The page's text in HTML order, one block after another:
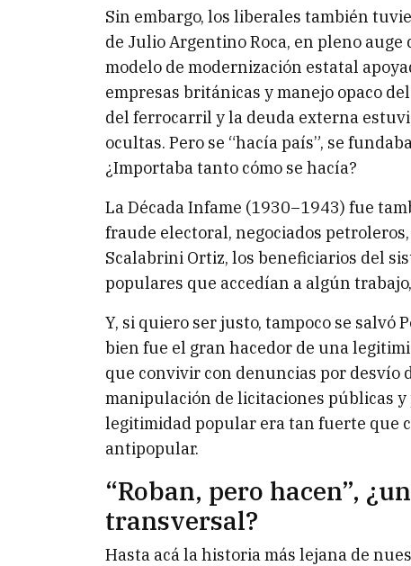
Sin embargo, los liberales también
de Julio Argentino Roca, en pleno auge
modelo de modernización estatal
empresas británicas y manejo opaco
del ferrocarril y la deuda externa
ocultas. Pero se “hacía país”, se
¿Importaba tanto cómo se hacía?
La Década Infame (1930–1943) fue
fraude electoral, negociados
Scalabrini Ortiz, los beneficiarios del
populares que accedían a algún
Y, si quiero ser justo, tampoco se salvó
bien fue el gran hacedor de una
que convivir con denuncias por desvío
manipulación de licitaciones públicas
legitimidad popular era tan fuerte que
antipopular.
“Roban, pero hacen”,
transversal?
Hasta acá la historia más lejana de